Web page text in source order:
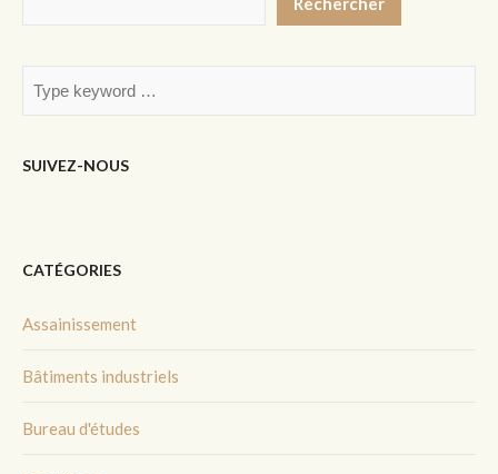
SUIVEZ-NOUS
CATÉGORIES
Assainissement
Bâtiments industriels
Bureau d'études